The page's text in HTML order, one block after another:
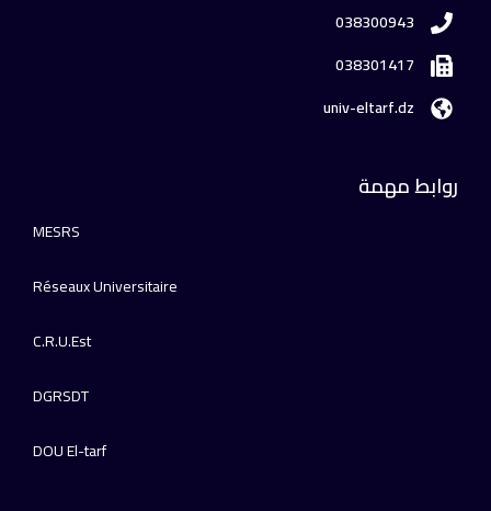
038300943
038301417
univ-eltarf.dz
روابط مهمة
MESRS
Réseaux Universitaire
C.R.U.Est
DGRSDT
DOU El-tarf